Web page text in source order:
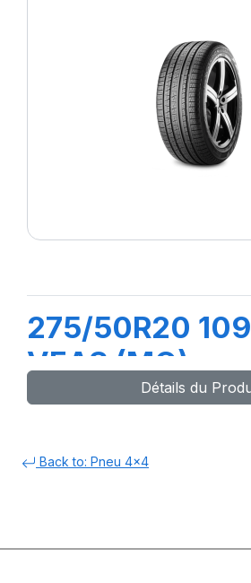
275/50R20
VEAS (MO)
Détails du
Back to: Pneu 4x4